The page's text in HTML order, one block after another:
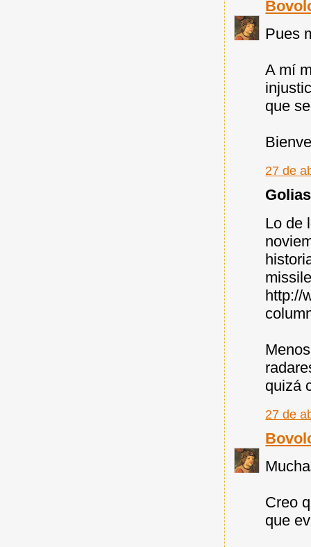
Pues
A mí
que
27 de
Lo de
http://
quizá
27 de
Creo
que